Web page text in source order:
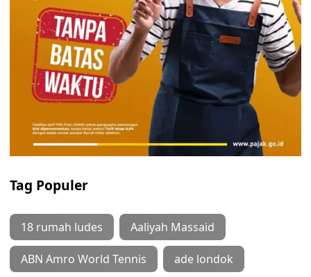
Tag Populer
18 rumah ludes Aaliyah Massaid
ABN Amro World Tennis ade londok